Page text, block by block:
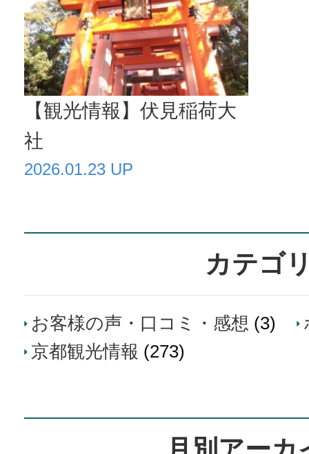
【観光情報】伏見稲荷大
社
2026.01.23 UP
カテゴ
お客様の声・口コミ・感想 (3)
京都観光情報 (273)